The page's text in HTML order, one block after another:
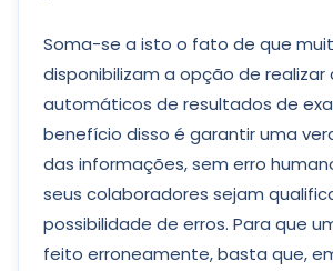
Soma-se a isto o fato de que
disponibilizam a opção de realizar
automáticos de resultados de
benefício disso é garantir uma
das informações, sem erro
seus colaboradores sejam
possibilidade de erros. Para que
feito erroneamente, basta que,